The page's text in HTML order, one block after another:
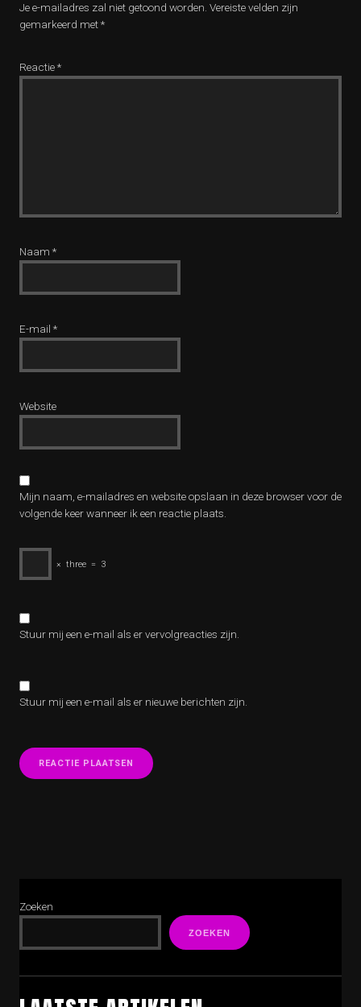
Je e-mailadres zal niet getoond worden. Vereiste velden zijn
gemarkeerd met*
Reactie*
Naam *
E-mail *
Website
Mijn naam, e-mailadres en website opslaan in deze browser voor de
volgende keer wanneer ik een reactie plaats.
× three = 3
Stuur mij een e-mail als er vervolgreacties zijn.
Stuur mij een e-mail als er nieuwe berichten zijn.
Zoeken
ZOEKEN